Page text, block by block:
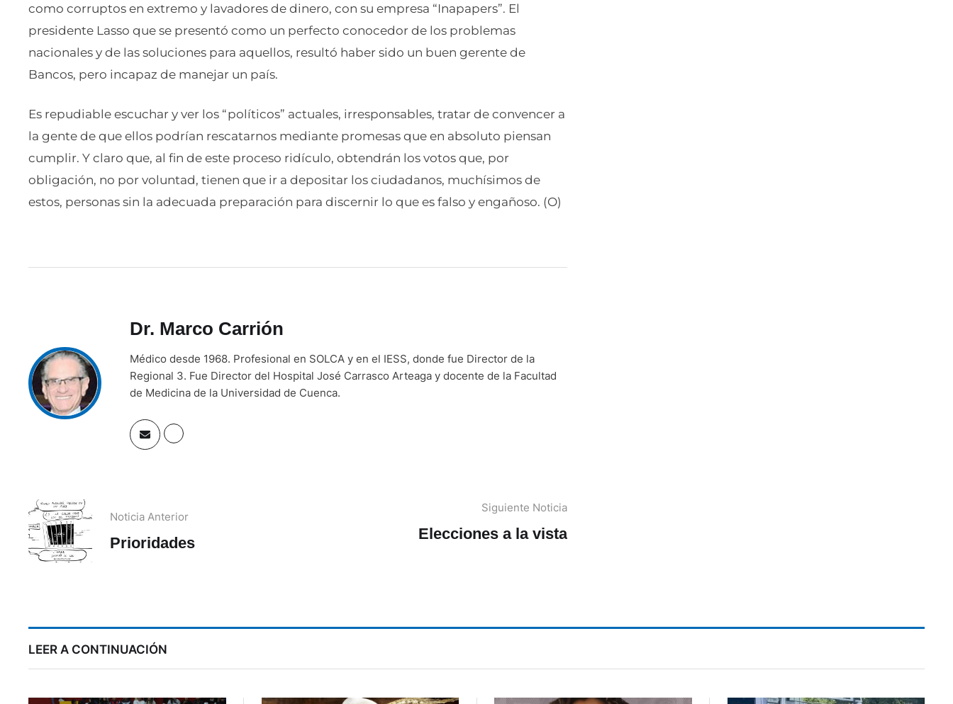
como corruptos en extremo y lavadores de dinero, con su empresa “Inapapers”. El
presidente Lasso que se presentó como un perfecto conocedor de los problemas
nacionales y de las soluciones para aquellos, resultó haber sido un buen gerente de
Bancos, pero incapaz de manejar un país.
Es repudiable escuchar y ver los “políticos” actuales, irresponsables, tratar de convencer a
la gente de que ellos podrían rescatarnos mediante promesas que en absoluto piensan
cumplir. Y claro que, al fin de este proceso ridículo, obtendrán los votos que, por
obligación, no por voluntad, tienen que ir a depositar los ciudadanos, muchísimos de
estos, personas sin la adecuada preparación para discernir lo que es falso y engañoso. (O)
Dr. Marco Carrión
Médico desde 1968. Profesional en SOLCA y en el IESS, donde fue Director de la
Regional 3. Fue Director del Hospital José Carrasco Arteaga y docente de la Facultad
de Medicina de la Universidad de Cuenca.
Noticia Anterior
Prioridades
Siguiente Noticia
Elecciones a la vista
LEER A CONTINUACIÓN